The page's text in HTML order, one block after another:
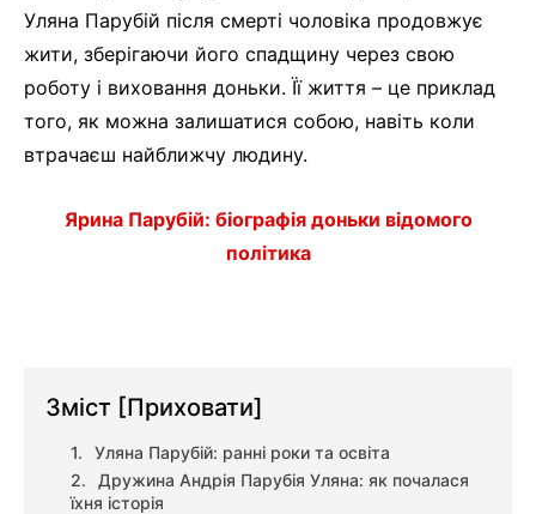
Уляна Парубій після смерті чоловіка продовжує
жити, зберігаючи його спадщину через свою
роботу і виховання доньки. Її життя – це приклад
того, як можна залишатися собою, навіть коли
втрачаєш найближчу людину.
Ярина Парубій: біографія доньки відомого
політика
Зміст [Приховати]
Уляна Парубій: ранні роки та освіта
Дружина Андрія Парубія Уляна: як почалася
їхня історія